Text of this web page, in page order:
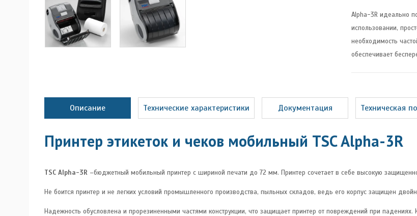
Alpha-3R идеально
использовании,
необходимость
обеспечивает
Описание Технические характеристики Документация Техническая
Принтер этикеток и чеков мобильный TSC Alpha-3R
TSC Alpha-3R –бюджетный мобильный принтер c шириной печати до 72 мм. Принтер сочетает в себе высокую
Не боится принтер и не легких условий промышленного производства, пыльных складов, ведь его корпус защищен
Надежность обусловлена и прорезиненными частями конструкции, что защищает принтер от повреждений при